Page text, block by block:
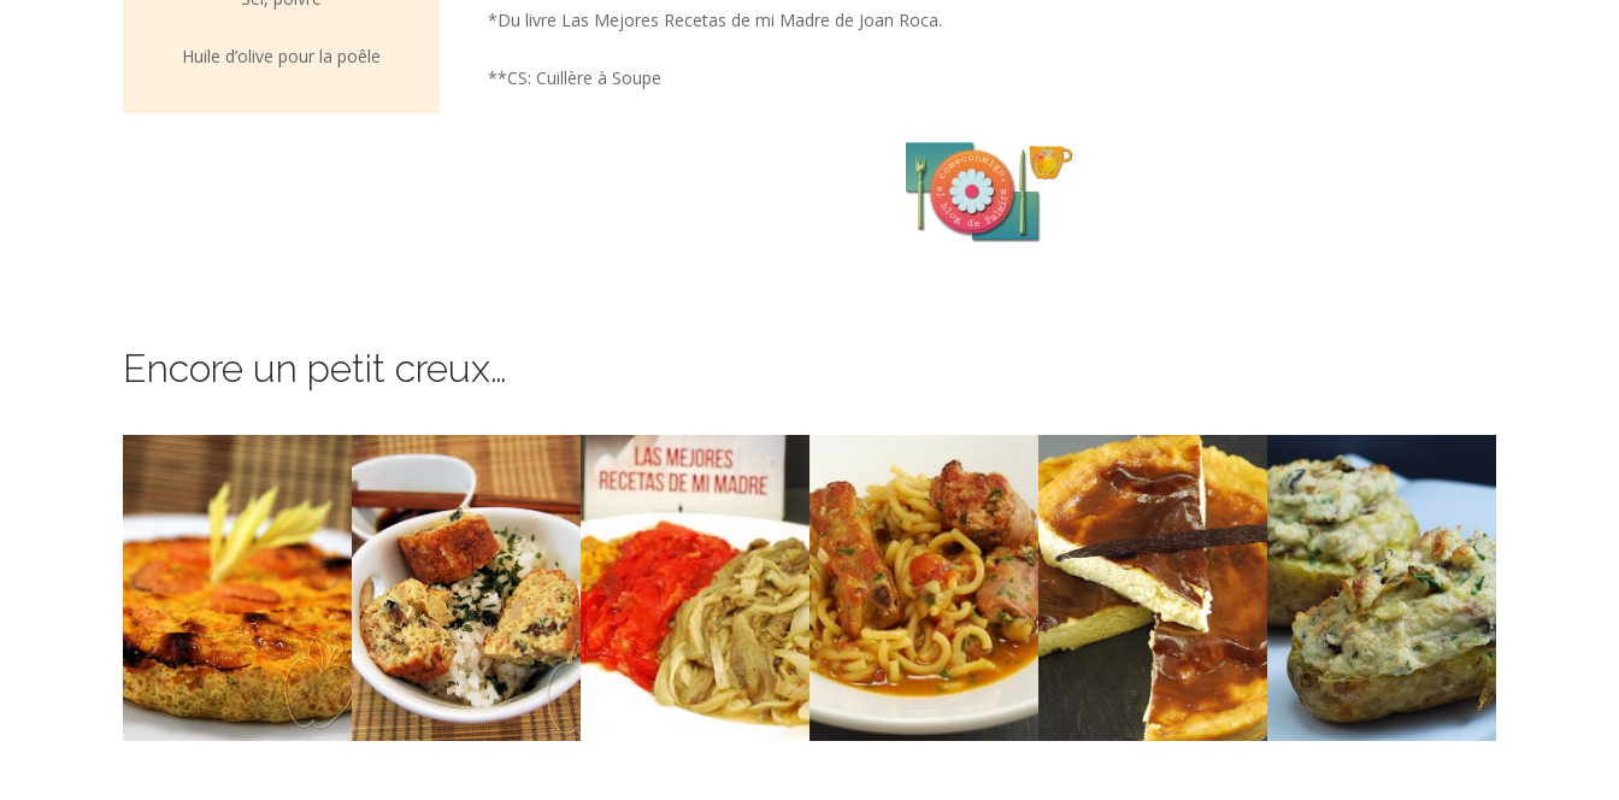
Huile d’olive pour la poêle
*Du livre Las Mejores Recetas de mi Madre de Joan Roca.
**CS: Cuillère à Soupe
Encore un petit creux…
TARTELETTES
LÉGÈRES À LA
CAROTTE, AU
CÉLERI & AUX
CREVETTES
De délicieuses tartelettes
à la carotte, au céleri
branche et aux crevettes
parfaites pour un dîner
léger et savoureux.
OMELETTE
VIETNAMIENNE
Une omelette aux
accents exotiques aux
champignons noirs,
crevettes, viande,
coriandre, vermicelles,
servie accompagnée de
riz vapeur et d’une sauce
nems.
ESCALIVADA
(LÉGUMES
RÔTIS À LA
CATALANE)
La recette traditionnelle
des légumes rôtis en
Catalogne.
PÂTES FAÇON
PAELLA AUX
CÔTES DE
PORC &
SAUCISSES
Des pâtes cuites façon
paella avec des côtes de
porc et des saucisses, un
grand classique de la
cuisine de montagne
LE FLAN
PARISIEN DE
CHRISTOPHE
MICHALAK
(sans pâte,
sans gluten)
Une valeur sûre chez les
boulangers.
TERRE FARCIES
AU SOUFFLÉ
DE THON &
CHAMPIGNONS
DES BOIS
Des pommes de terre
farcies avec du thon et
des champignons
sechés, de la vraie